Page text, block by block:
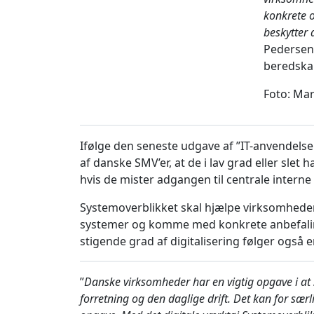
konkrete
beskytter
Foto:
Ifølge den seneste udgave af ”IT-
af danske SMV’er, at de i lav grad eller
hvis de mister adgangen til centrale interne
Systemoverblikket skal hjælpe
systemer og komme med konkrete
stigende grad af digitalisering følger også
”Danske virksomheder har en vigtig opgave i
forretning og den daglige drift. Det kan for